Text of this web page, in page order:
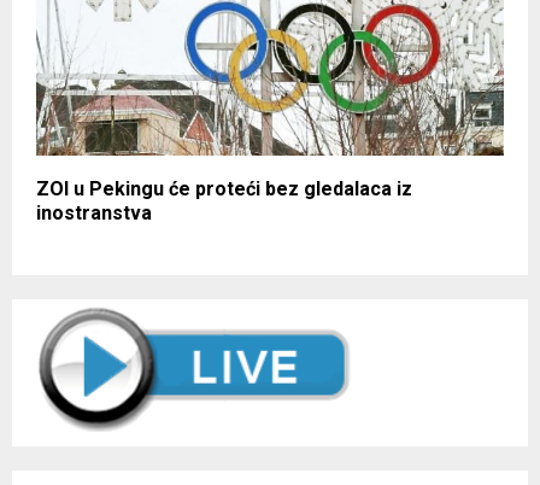
ZOI u Pekingu će proteći bez gledalaca iz
inostranstva